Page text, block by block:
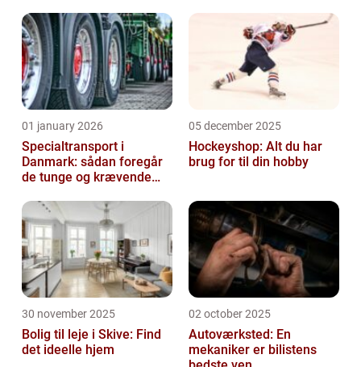
01 january 2026
Specialtransport i
Danmark: sådan foregår
de tunge og krævende
05 december 2025
Hockeyshop: Alt du har
brug for til din hobby
30 november 2025
Bolig til leje i Skive: Find
det ideelle hjem
02 october 2025
Autoværksted: En
mekaniker er bilistens